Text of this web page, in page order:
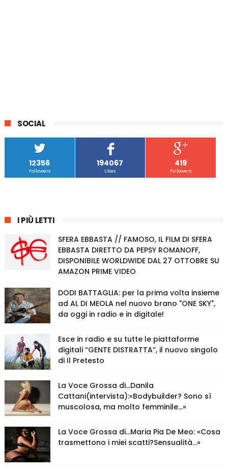
SOCIAL
12356
Followers
194067
Likes
419
Followers
I PIÙ LETTI
SFERA EBBASTA // FAMOSO, IL FILM DI SFERA
EBBASTA DIRETTO DA PEPSY ROMANOFF,
DISPONIBILE WORLDWIDE DAL 27 OTTOBRE SU
AMAZON PRIME VIDEO
DODI BATTAGLIA: per la prima volta insieme
ad AL DI MEOLA nel nuovo brano "ONE SKY",
da oggi in radio e in digitale!
Esce in radio e su tutte le piattaforme
digitali “GENTE DISTRATTA”, il nuovo singolo
di Il Pretesto
La Voce Grossa di…Danila
Cattani(intervista):«Bodybuilder? Sono sì
muscolosa, ma molto femminile…»
La Voce Grossa di…Maria Pia De Meo: «Cosa
trasmettono i miei scatti?Sensualità…»